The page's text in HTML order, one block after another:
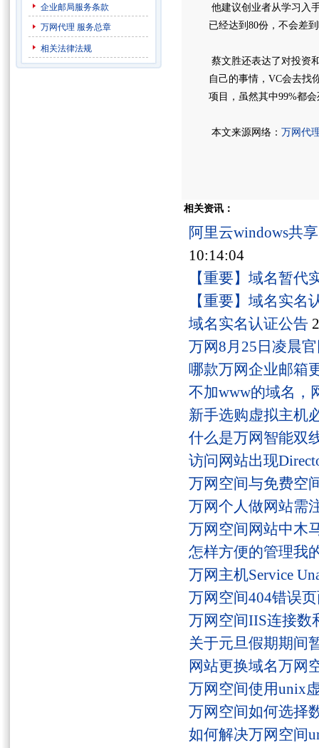
企业邮局服务条款
万网代理 服务总章
相关法律法规
他建议创业者从学习入
已经达到80份，不会差
蔡文胜还表达了对投资
自己的事情，VC会去找
项目，虽然其中99%都会
本文来源网络： 万网代
相关资讯：
阿里云windows共
10:14:04
【重要】域名暂代
【重要】域名实名
域名实名认证公告
万网8月25日凌晨
哪款万网企业邮箱
不加www的域名，
新手选购虚拟主机
什么是万网智能双
访问网站出现
万网空间与免费空
万网个人做网站需
万网空间网站中木
怎样方便的管理我
万网主机Service
万网空间404错误
万网空间IIS连接数
关于元旦假期期间
网站更换域名万网
万网空间使用unix
万网空间如何选择
如何解决万网空间